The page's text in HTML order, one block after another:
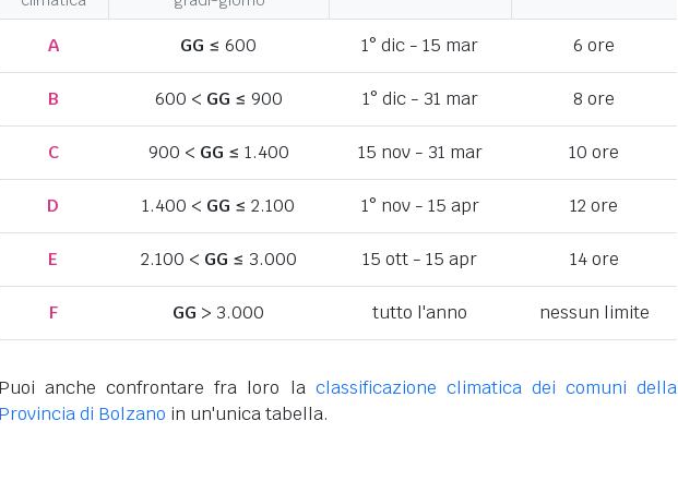
A GG ≤ 600 1° dic - 15 mar 6 ore
B 600 < GG ≤ 900 1° dic - 31 mar 8 ore
C 900 < GG ≤ 1.400 15 nov - 31 mar 10 ore
D 1.400 < GG ≤ 2.100 1° nov - 15 apr 12 ore
E 2.100 < GG ≤ 3.000 15 ott - 15 apr 14 ore
F GG > 3.000 tutto l'anno nessun limite
Puoi anche confrontare fra loro la classificazione climatica dei comuni della
Provincia di Bolzano in un'unica tabella.